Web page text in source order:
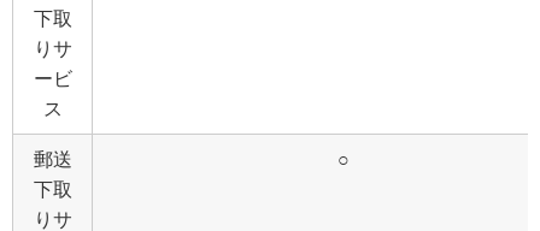
下取
りサ
ービ
ス
郵送
下取
りサ
○